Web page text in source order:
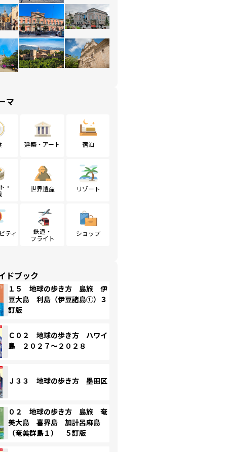
マ
建築・アート 宿泊
・
世界遺産 リゾート
ティ
鉄道・
フライト
ショップ
ドブック
１５ 地球の歩き方 島旅 伊
豆大島 利島（伊豆諸島①）３
訂版
Ｃ０２ 地球の歩き方 ハワイ
島 ２０２７～２０２８
Ｊ３３ 地球の歩き方 墨田区
０２ 地球の歩き方 島旅 奄
美大島 喜界島 加計呂麻島
（奄美群島１） ５訂版